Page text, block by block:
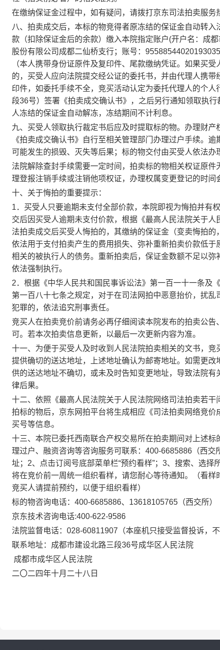
在缴纳保证金过程中，如有疑问，请拨打京东司法拍卖服务
八、拍卖成交后，本标的物竞得者原冻结的保证金自动转入
款（扣除保证金后的余款）缴入本院指定账户(开户名：成
股份有限公司成都二仙桥支行；账号：
（本人携带身份证原件及复印件、尾款缴纳凭证。如果买
的，买受人应向法院提交经公证的委托书，并由代理人携
印件，如委托手续不全，竞买活动认定为委托代理人的个
段36号）签署《拍卖成交确认书》，之后另行通知领取执
人冻结的保证金自动解冻，冻结期间不计利息。
九、买受人领取执行裁定书后应及时提取标的物。办理财
《拍卖成交确认书》自行至相关管理部门办理过户手续。
可能发生的损毁、灭失等后果；标的物交付由买受人依法办
法院解除查封手续需要一定时间，拍卖标的物相关权证原
理登报注销手续或注销他项权证，办理权属变更登记的时间
十、关于悔拍的重要提示：
1．买受人只要逾期未支付全部价款，本院即视为悔拍并有
交后因买受人逾期未支付价款，根据《最高人民法院关于
法拍卖成交后买受人悔拍的，其缴纳的保证金（变卖悔拍
依法用于支付拍卖产生的费用损失、弥补重新拍卖价款低
相关的被执行人的债务。重新拍卖后，保证金数额不足以
依法强制执行。
2．根据《中华人民共和国民事诉讼法》第一百一十一条及
第一百八十七条之规定，对于在司法网拍中恶意抬价，扰
犯罪的，依法追究刑事责任。
竞买人在拍卖竞价前请务必再仔细阅读本院发布的拍卖公告
可。若本次拍卖信息更新，以最后一次更新内容为准。
十一、为便于买受人及时收到人民法院拍卖相关的文书，竞
提供确切的送达地址，上述地址确认为邮寄地址。如需更
供的送达地址不确切，或未及时告知变更地址，导致法院
律后果。
十二、依照《最高人民法院关于人民法院网络司法拍卖若干
拍标的物后， 京东 网拍平台将生成相应《司法拍卖网络竞
买号等信息。
十三、 本院已委托西南联合产权交易所在拍卖期间对上述
理过户、融资咨询等咨询服务可联系： 400-6685886 （西交
址； 2、点击订阅号底部菜单栏“预约看样”；3、搜索、选
将在竞价前一周统一组织看样，请您耐心等待通知。（看
竞买人请提前预约，以便于组织看样）
标的物咨询电话： 400-6685886、 13618105765 （西交所）
京东技术咨询电话:400-622-9586
法院监督电话： 028-60811907 （本座机只接受监督投诉，
联系地址： 成都市建设北路三段36号成华区人民法院
成都市成华区人民法院
二〇二四年十月二十八 日